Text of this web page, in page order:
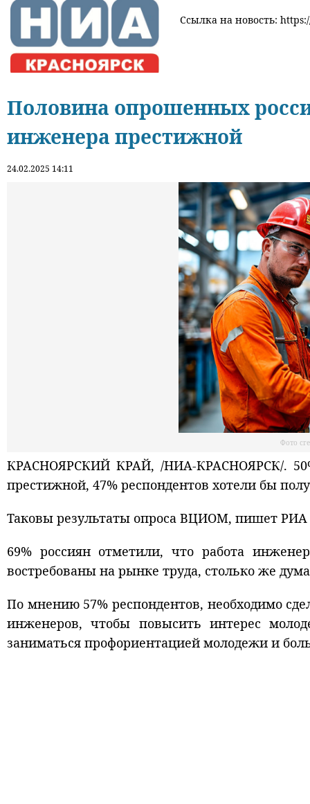
Ссылка на новость:
Половина опрошенных
инженера престижной
24.02.2025 14:11
Фото
КРАСНОЯРСКИЙ КРАЙ, /НИА-КРАСНОЯРСК/.
престижной, 47% респондентов хотели бы
Таковы результаты опроса ВЦИОМ, пишет РИА
69% россиян отметили, что работа
востребованы на рынке труда, столько же
По мнению 57% респондентов, необходимо
инженеров, чтобы повысить интерес
заниматься профориентацией молодежи и